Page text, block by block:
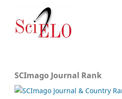
SCImago Journal Rank